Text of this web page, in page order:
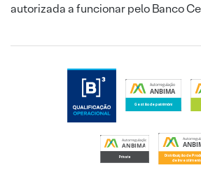
autorizada a funcionar pelo Banco